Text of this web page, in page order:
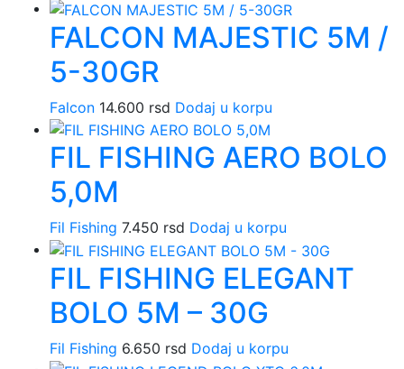
FALCON MAJESTIC 5M /
5-30GR
Falcon 14.600 rsd Dodaj u korpu
FIL FISHING AERO BOLO
5,0M
Fil Fishing 7.450 rsd Dodaj u korpu
FIL FISHING ELEGANT
BOLO 5M – 30G
Fil Fishing 6.650 rsd Dodaj u korpu